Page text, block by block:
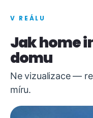
V REÁLU
Jak home
domu
Ne vizualizace —
míru.